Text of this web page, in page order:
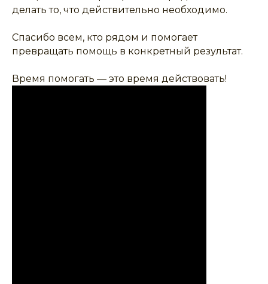
делать то, что действительно необходимо.
Спасибо всем, кто рядом и помогает
превращать помощь в конкретный результат.
Время помогать — это время действовать!